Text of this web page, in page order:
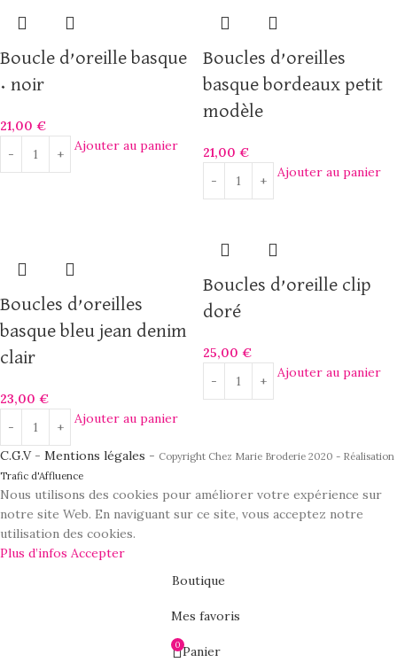
Boucle d’oreille basque
• noir
21,00 €
Ajouter au panier
Boucles d’oreilles
basque bordeaux petit
modèle
21,00 €
Ajouter au panier
Boucles d’oreilles
basque bleu jean denim
clair
23,00 €
Ajouter au panier
Boucles d’oreille clip
doré
25,00 €
Ajouter au panier
C.G.V- Mentions légales - Copyright Chez Marie Broderie 2020 - Réalisation
Trafic d'Affluence
Nous utilisons des cookies pour améliorer votre expérience sur
notre site Web. En naviguant sur ce site, vous acceptez notre
utilisation des cookies.
Plus d’infos Accepter
Boutique
Mes favoris
0 Panier